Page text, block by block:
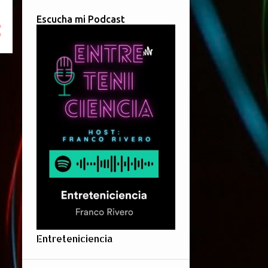
Escucha mi Podcast
Entreteniciencia